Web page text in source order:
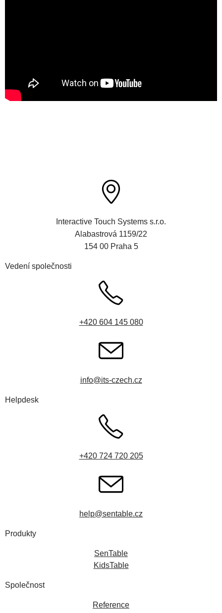
Interactive Touch Systems s.r.o.
Alabastrová 1159/22
154 00 Praha 5
Vedení společnosti
+420 604 145 080
info@its-czech.cz
Helpdesk
+420 724 720 205
help@sentable.cz
Produkty
SenTable
KidsTable
Společnost
Reference